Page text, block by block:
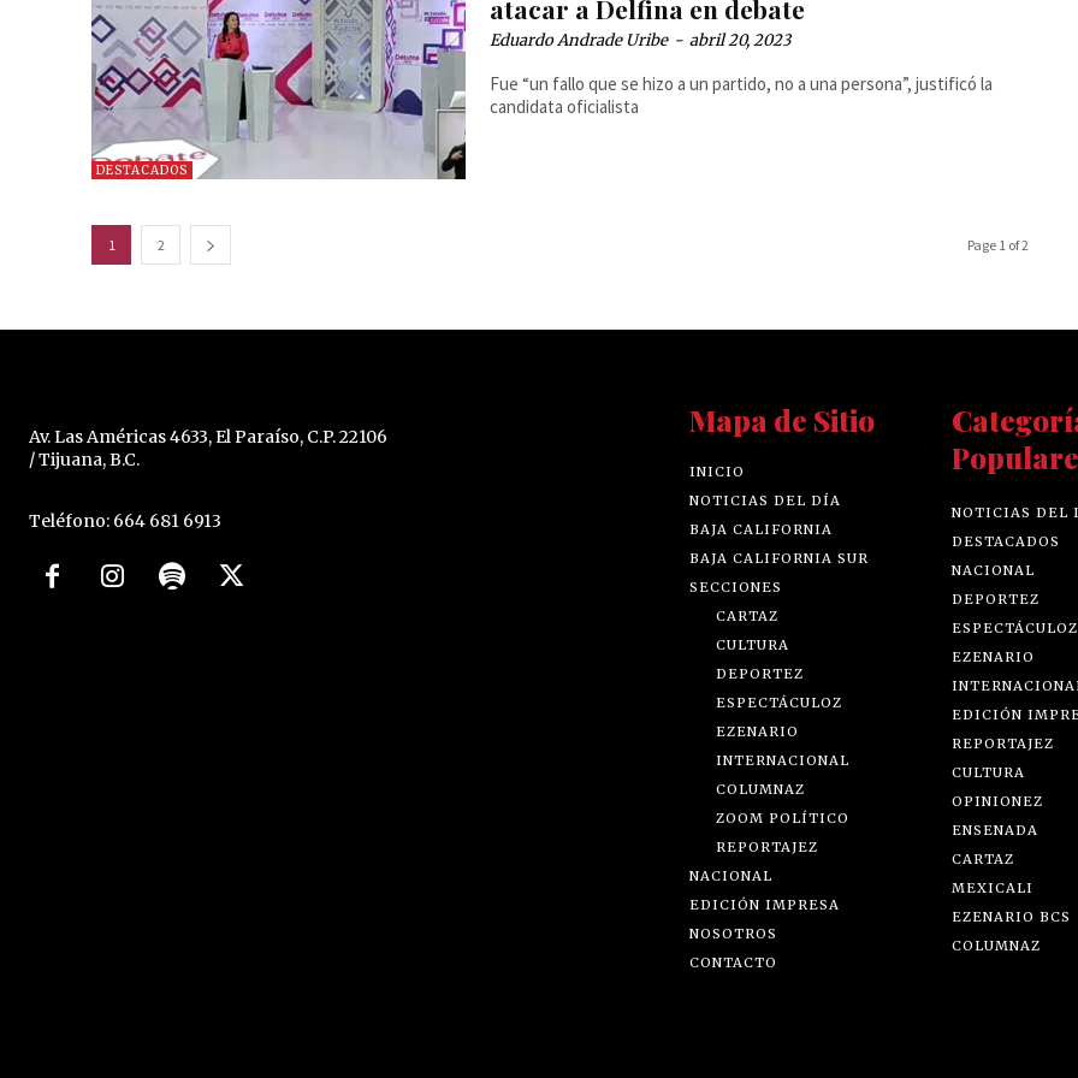
DESTACADOS
atacar a Delfina en debate
Eduardo Andrade Uribe - abril 20, 2023
Fue “un fallo que se hizo a un partido, no a una persona”, justificó la
candidata oficialista
1 2 Page 1 of 2
Av. Las Américas 4633, El Paraíso, C.P. 22106
/ Tijuana, B.C.
Teléfono: 664 681 6913
Mapa de Sitio
INICIO
NOTICIAS DEL DÍA
BAJA CALIFORNIA
BAJA CALIFORNIA SUR
SECCIONES
CARTAZ
CULTURA
DEPORTEZ
ESPECTÁCULOZ
EZENARIO
INTERNACIONAL
COLUMNAZ
ZOOM POLÍTICO
REPORTAJEZ
NACIONAL
EDICIÓN IMPRESA
NOSOTROS
CONTACTO
NOTICIAS DEL
DESTACADOS
NACIONAL
DEPORTEZ
ESPECTÁCULOZ
EZENARIO
EDICIÓN
REPORTAJEZ
CULTURA
OPINIONEZ
ENSENADA
CARTAZ
MEXICALI
EZENARIO BCS
COLUMNAZ